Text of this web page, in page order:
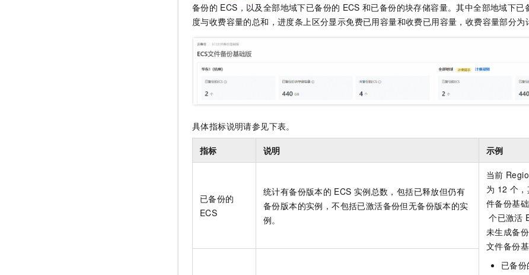
备份的 ECS，以及全部地域下已备份的 ECS 和已备份的块存储容量。其中全部地域下已
度与收费容量的总和，进度条上区分显示免费已用容量和收费已用容量，收费容量部分为
具体指标说明请参见下表。
指标 说明 示例
已备份的
ECS
统计有备份版本的 ECS 实例总数，包括已释放但仍有
备份版本的实例，不包括已激活备份但无备份版本的实
例。
当前
为 12 个，
件备份基
个已激活
未生成备
文件备份
已备份